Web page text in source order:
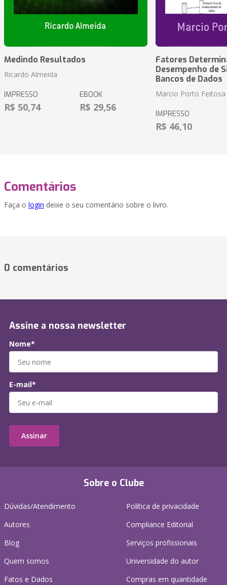
Medindo Resultados
Ricardo Almeida
IMPRESSO
R$ 50,74
EBOOK
R$ 29,56
Fatores
Desempenho de
Bancos de Dados
Marcio Porto Feitosa
IMPRESSO
R$ 46,10
Comentários
Faça o login deixe o seu comentário sobre o livro.
0 comentários
Sobre o Clube
Dúvidas/Atendimento
Autores
Blog
Quem somos
Fatos e Dados
Política de privacidade
Compliance Editorial
Serviços profissionais
Universidade do autor
Compras em quantidade
Assine a nossa newsletter
Nome*
E-mail*
Assinar